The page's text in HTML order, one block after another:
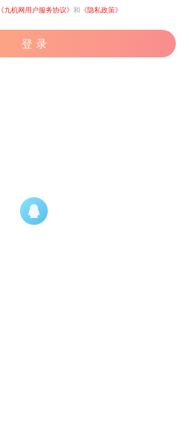
《九机网用户服务协议》 和 《隐私政策》
登 录